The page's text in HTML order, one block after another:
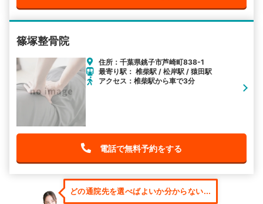
篠塚整骨院
住所：千葉県銚子市芦崎町838-1
最寄り駅： 椎柴駅 / 松岸駅 / 猿田駅
アクセス：椎柴駅から車で3分
電話で無料予約をする
どの通院先を選べばよいか分からない...